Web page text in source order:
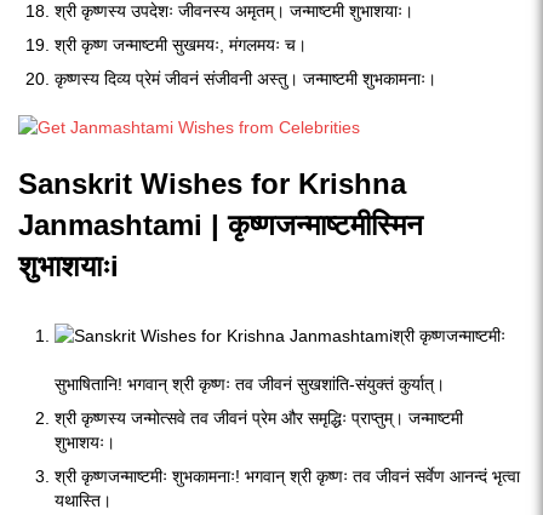
श्री कृष्णस्य उपदेशः जीवनस्य अमृतम्। जन्माष्टमी शुभाशयाः।
श्री कृष्ण जन्माष्टमी सुखमयः, मंगलमयः च।
कृष्णस्य दिव्य प्रेमं जीवनं संजीवनी अस्तु। जन्माष्टमी शुभकामनाः।
Sanskrit Wishes for Krishna
Janmashtami | कृष्णजन्माष्टमीस्मिन
शुभाशयाःi
श्री कृष्णजन्माष्टमीः
सुभाषितानि! भगवान् श्री कृष्णः तव जीवनं सुखशांति-संयुक्तं कुर्यात्।
श्री कृष्णस्य जन्मोत्सवे तव जीवनं प्रेम और समृद्धिः प्राप्तुम्। जन्माष्टमी
शुभाशयः।
श्री कृष्णजन्माष्टमीः शुभकामनाः! भगवान् श्री कृष्णः तव जीवनं सर्वेण आनन्दं भृत्वा
यथास्ति।